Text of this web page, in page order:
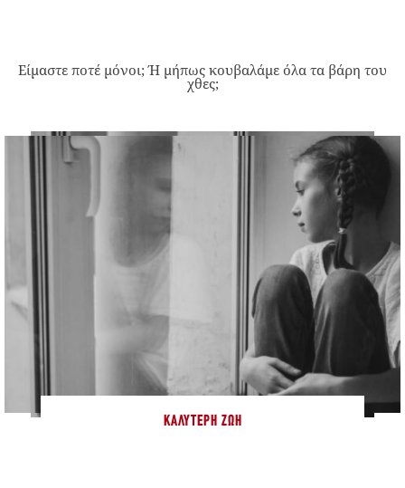
Είμαστε ποτέ μόνοι; Ή μήπως κουβαλάμε όλα τα βάρη του
χθες;
ΚΑΛΎΤΕΡΗ ΖΩΉ